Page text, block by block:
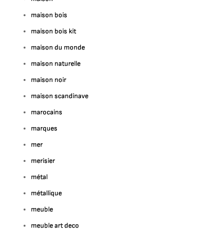
maison bois
maison bois kit
maison du monde
maison naturelle
maison noir
maison scandinave
marocains
marques
mer
merisier
métal
métallique
meuble
meuble art deco